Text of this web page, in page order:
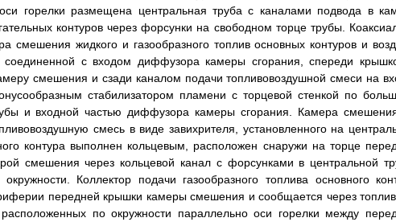
горелки размещена центральная труба с каналами подвода в
контуров через форсунки на свободном торце трубы.
смешения жидкого и газообразного топлив основных контуров и
с входом диффузора камеры сгорания, спереди
смешения и сзади каналом подачи топливовоздушной смеси на
стабилизатором пламени с торцевой стенкой по
и входной частью диффузора камеры сгорания. Камера
смесь в виде завихрителя, установленного на
контура выполнен кольцевым, расположен снаружи на торце
смешения через кольцевой канал с форсунками в центральной
Коллектор подачи газообразного топлива основного
передней крышки камеры смешения и сообщается через
по окружности параллельно оси горелки между